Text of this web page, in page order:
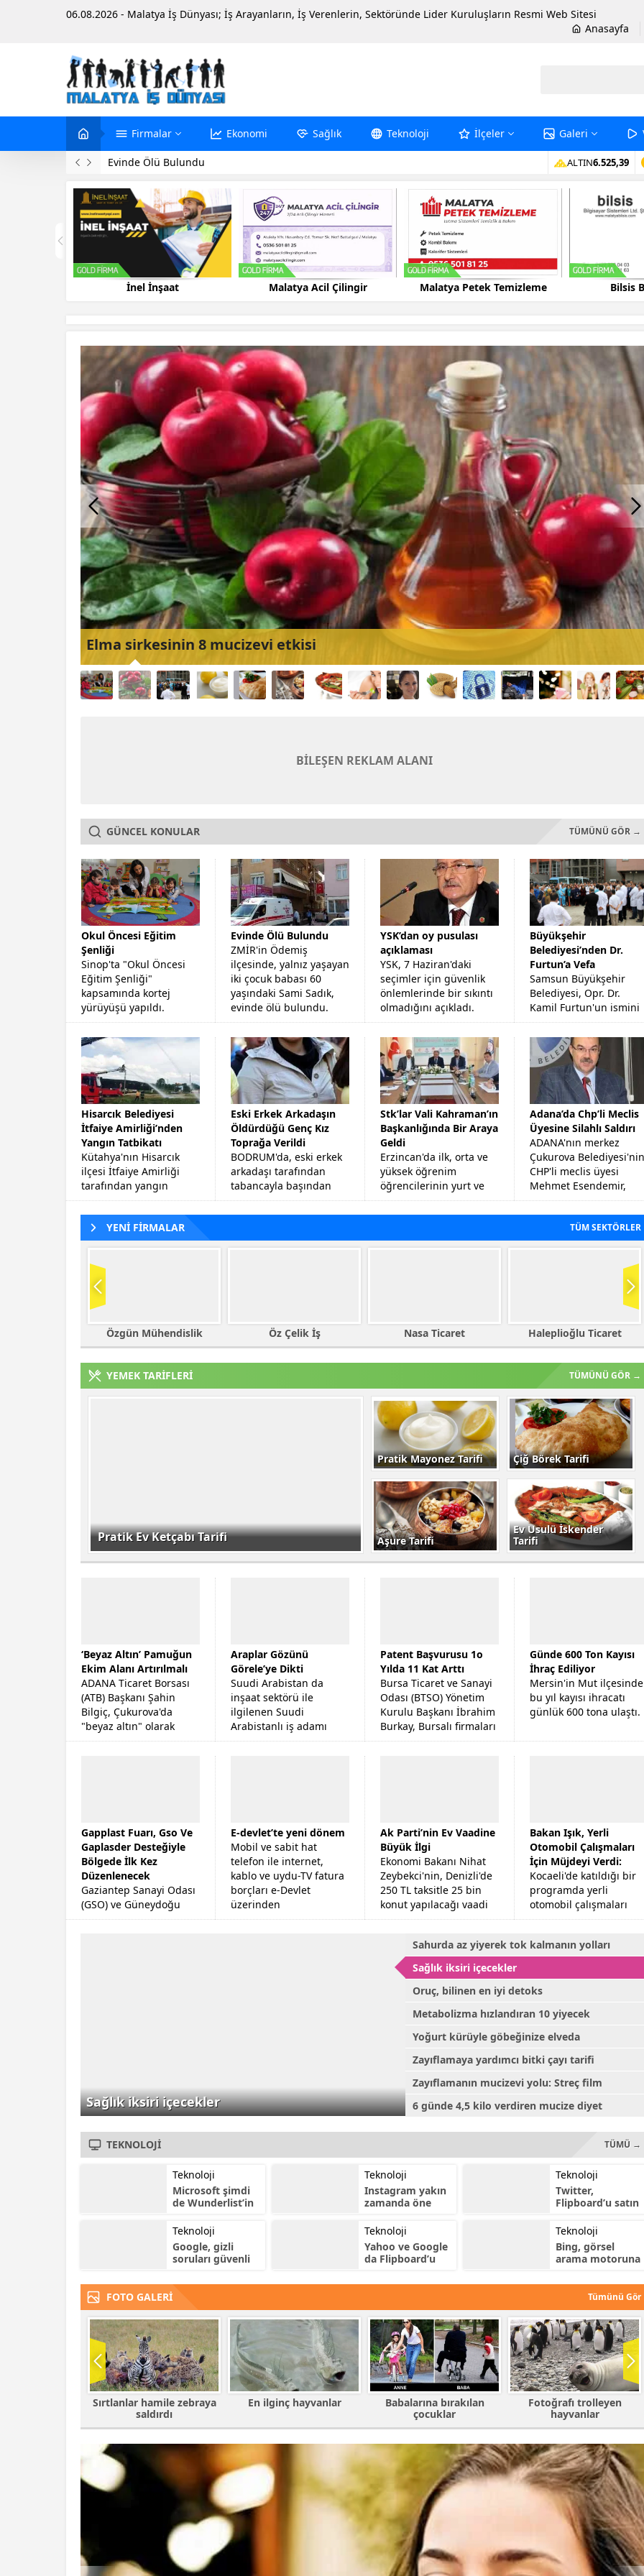
06.08.2026 - Malatya İş Dünyası; İş Arayanların, İş Verenlerin, Sektöründe Lider Kuruluşların Resmi Web Sitesi
Anasayfa
Firmalar Ekonomi Sağlık Teknoloji İlçeler Galeri
Evinde Ölü Bulundu ALTIN6.525,39
Malatya Acil Çilingir Malatya Petek Temizleme Bilsis Bilgisayar Ayışığı
Elma sirkesinin 8 mucizevi etkisi
BİLEŞEN REKLAM ALANI
GÜNCEL KONULAR TÜMÜNÜ GÖR →
Okul Öncesi Eğitim
Şenliği
Sinop'ta "Okul Öncesi
Eğitim Şenliği"
kapsamında kortej
yürüyüşü yapıldı.
Evinde Ölü Bulundu
ZMİR'in Ödemiş
ilçesinde, yalnız yaşayan
iki çocuk babası 60
yaşındaki Sami Sadık,
evinde ölü bulundu.
YSK’dan oy pusulası
açıklaması
YSK, 7 Haziran'daki
seçimler için güvenlik
önlemlerinde bir sıkıntı
olmadığını açıkladı.
Büyükşehir
Belediyesi’nden Dr.
Furtun’a Vefa
Samsun Büyükşehir
Belediyesi, Opr. Dr.
Kamil Furtun'un ismini
oturduğu evinin
sokağına verecek ve
görev yaptığı
hastanenin bahçesine
büstünü yapacak.
Hisarcık Belediyesi
İtfaiye Amirliği’nden
Yangın Tatbikatı
Kütahya'nın Hisarcık
ilçesi İtfaiye Amirliği
tarafından yangın
tatbikatı gerçekleştirildi.
Eski Erkek Arkadaşın
Öldürdüğü Genç Kız
Toprağa Verildi
BODRUM'da, eski erkek
arkadaşı tarafından
tabancayla başından
vurularak öldürülen 23
yaşındaki Funda
Aydın'ın Nazilli
Stk’lar Vali Kahraman’ın
Başkanlığında Bir Araya
Geldi
Erzincan'da ilk, orta ve
yüksek öğrenim
öğrencilerinin yurt ve
barınma sorunlarının
tespiti, eğitim
yönelik görüş
Adana’da Chp’li Meclis
Üyesine Silahlı Saldırı
ADANA'nın merkez
Çukurova Belediyesi'nin
CHP'li meclis üyesi
Mehmet Esendemir,
tabancayla ayağından
vuruldu.
YENİ FİRMALAR
TÜM SEKTÖRLER
Öz Çelik İş Nasa Ticaret Haleplioğlu Ticaret Gürbüz İnşaat
YEMEK TARİFLERİ TÜMÜNÜ GÖR →
Pratik Ev Ketçabı Tarifi
Pratik Mayonez Tarifi Çiğ Börek Tarifi
Aşure Tarifi
Ev Usulü İskender
Tarifi
‘Beyaz Altın’ Pamuğun
Ekim Alanı Artırılmalı
ADANA Ticaret Borsası
(ATB) Başkanı Şahin
Bilgiç, Çukurova'da
"beyaz altın" olarak
bilinen pamuğun
Araplar Gözünü
Görele’ye Dikti
Suudi Arabistan da
inşaat sektörü ile
ilgilenen Suudi
Arabistanlı iş adamı
Khalid Alcesa, Görele
Patent Başvurusu 1o
Yılda 11 Kat Arttı
Bursa Ticaret ve Sanayi
Odası (BTSO) Yönetim
Kurulu Başkanı İbrahim
Burkay, Bursalı firmaları
özgün tasarımlara
Günde 600 Ton Kayısı
İhraç Ediliyor
Mersin'in Mut ilçesinde
bu yıl kayısı ihracatı
günlük 600 tona ulaştı.
Gapplast Fuarı, Gso Ve
Gaplasder Desteğiyle
Bölgede İlk Kez
Düzenlenecek
Gaziantep Sanayi Odası
(GSO) ve Güneydoğu
Plastik ve Kimya
E-devlet’te yeni dönem
Mobil ve sabit hat
telefon ile internet,
kablo ve uydu-TV fatura
borçları e-Devlet
üzerinden
ödenebilecek.
Ak Parti’nin Ev Vaadine
Büyük İlgi
Ekonomi Bakanı Nihat
Zeybekci'nin, Denizli'de
250 TL taksitle 25 bin
konut yapılacağı vaadi
sonrası 6 bin kişi
Bakan Işık, Yerli
Otomobil Çalışmaları
İçin Müjdeyi Verdi:
Kocaeli'de katıldığı bir
programda yerli
otomobil çalışmaları
hakkında açıklama
Teknoloji Bakanı Fikri
Sağlık iksiri içecekler
Sahurda az yiyerek tok kalmanın yolları
Sağlık iksiri içecekler
Oruç, bilinen en iyi detoks
Metabolizma hızlandıran 10 yiyecek
Yoğurt kürüyle göbeğinize elveda
Zayıflamaya yardımcı bitki çayı tarifi
Zayıflamanın mucizevi yolu: Streç film
6 günde 4,5 kilo verdiren mucize diyet
TEKNOLOJİ TÜMÜ →
Teknoloji
Microsoft şimdi
de Wunderlist’in
Teknoloji
Instagram yakın
zamanda öne
posta ile
gönderecek
Teknoloji
Twitter,
Flipboard’u satın
Teknoloji
Google, gizli
soruları güvenli
Teknoloji
Yahoo ve Google
da Flipboard’u
düşünüyor
Teknoloji
Bing, görsel
arama motoruna
özelliğini dahil
FOTO GALERİ Tümünü Gör
En ilginç hayvanlar
Babalarına bırakılan
Fotoğrafı trolleyen
hayvanlar
En komik capsler
Ütopya’da Büyük Kavga